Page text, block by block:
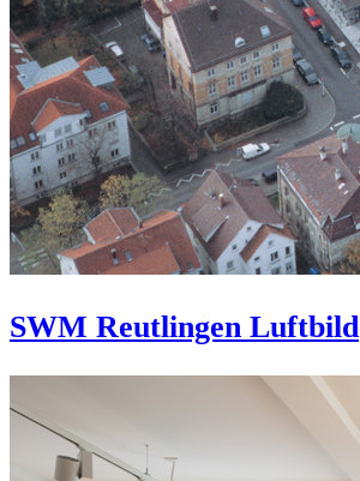
SWM Reutlingen Luftbild